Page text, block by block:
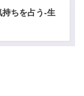
ちを占う-生